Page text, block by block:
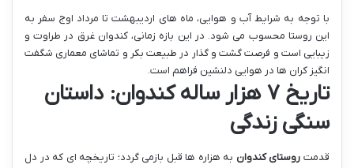
با توجه به شرایط آب و هوایی، ماه های اردیبهشت تا مرداد اوج سفر به
این روستا محسوب می شود. در این بازه زمانی، کندوان غرق در طراوت و
زیبایی است و فرصت گشت و گذار در طبیعت بکر و تماشای معماری شگفت
انگیز کران ها در هوایی دلنشین فراهم است.
تاریخ ۷ هزار ساله کندوان: داستان
سنگی زندگی
قدمت روستای کندوان به هزاره ها قبل بازمی گردد؛ تاریخچه ای که در دل